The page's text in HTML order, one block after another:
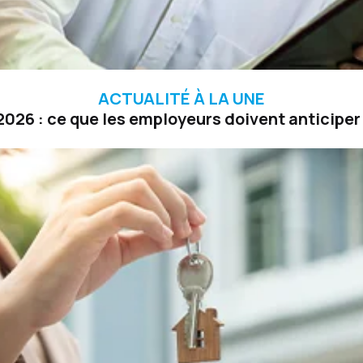
ACTUALITÉ À LA UNE
: ce que les employeurs doivent